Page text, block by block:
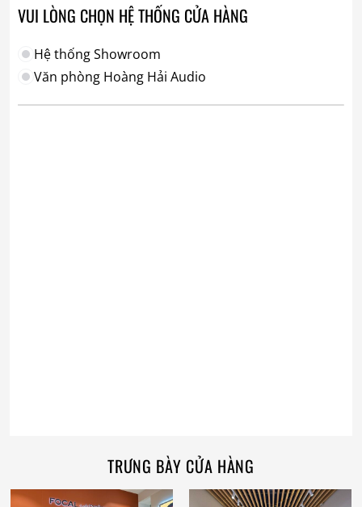
VUI LÒNG CHỌN HỆ THỐNG CỬA HÀNG
Hệ thống Showroom
Văn phòng Hoàng Hải Audio
TRƯNG BÀY CỬA HÀNG